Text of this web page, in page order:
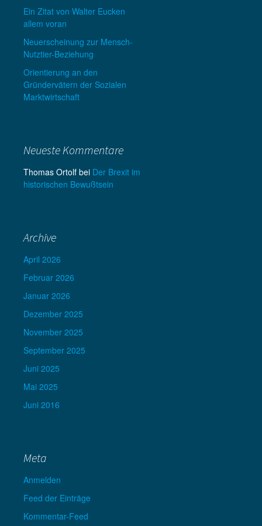
Ein Zitat von Walter Eucken
allem voran
Neuerscheinung zur Mensch-
Nutztier-Beziehung
Orientierung an den
Gründervätern der Sozialen
Marktwirtschaft
Neueste Kommentare
Thomas Ortolf bei Der Brexit im
historischen Bewußtsein
Archive
April 2026
Februar 2026
Januar 2026
Dezember 2025
November 2025
September 2025
Juni 2025
Mai 2025
Juni 2016
Meta
Anmelden
Feed der Einträge
Kommentar-Feed